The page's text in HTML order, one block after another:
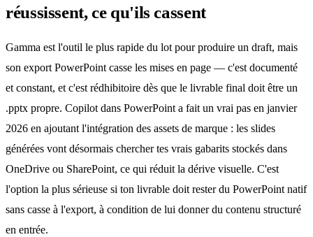
réussissent, ce qu'ils cassent
Gamma est l'outil le plus rapide du lot pour produire un draft, mais
son export PowerPoint casse les mises en page — c'est documenté
et constant, et c'est rédhibitoire dès que le livrable final doit être un
.pptx propre. Copilot dans PowerPoint a fait un vrai pas en janvier
2026 en ajoutant l'intégration des assets de marque : les slides
générées vont désormais chercher tes vrais gabarits stockés dans
OneDrive ou SharePoint, ce qui réduit la dérive visuelle. C'est
l'option la plus sérieuse si ton livrable doit rester du PowerPoint natif
sans casse à l'export, à condition de lui donner du contenu structuré
en entrée.